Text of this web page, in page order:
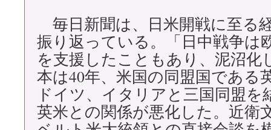
毎日新聞は、日米開戦に至る
振り返っている。「日中戦争は
を支援したこともあり、泥沼化
本は40年、米国の同盟国である
ドイツ、イタリアと三国同盟
英米との関係が悪化した。近衛